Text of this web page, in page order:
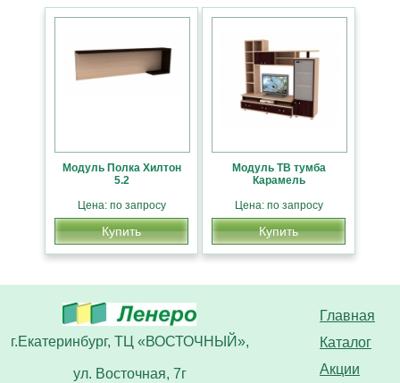
Модуль Полка Хилтон
5.2
Цена: по запросу
Купить
Модуль ТВ тумба
Карамель
Цена: по запросу
Купить
Главная
Каталог
Акции
г.Екатеринбург, ТЦ «ВОСТОЧНЫЙ»,
ул. Восточная, 7г